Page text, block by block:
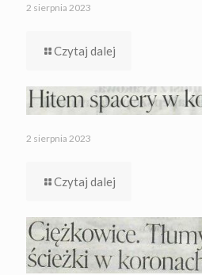
2 sierpnia 2023
Czytaj dalej
2 sierpnia 2023
Czytaj dalej